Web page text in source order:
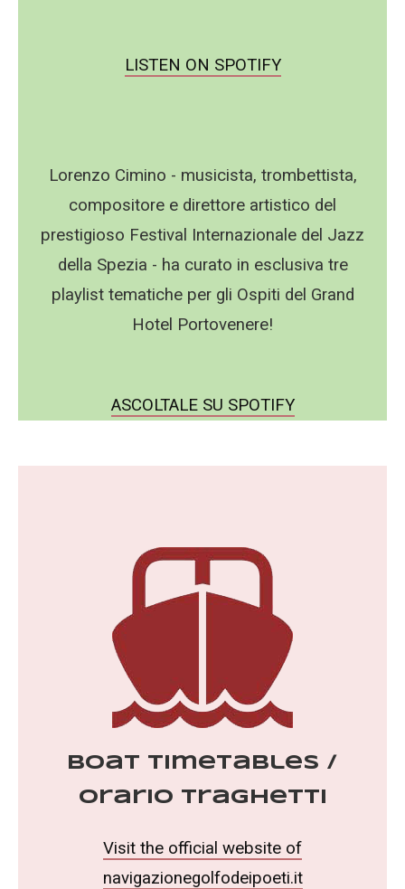
LISTEN ON SPOTIFY
Lorenzo Cimino - musicista, trombettista,
compositore e direttore artistico del
prestigioso Festival Internazionale del Jazz
della Spezia - ha curato in esclusiva tre
playlist tematiche per gli Ospiti del Grand
Hotel Portovenere!
ASCOLTALE SU SPOTIFY
Boat Timetables /
Orario Traghetti
Visit the official website of
navigazionegolfodeipoeti.it